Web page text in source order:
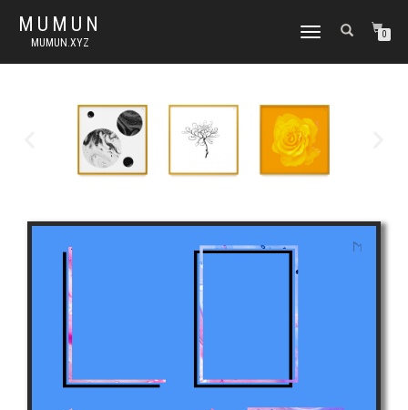
MUMUN
MUMUN.XYZ
토
내
게
이
션
0